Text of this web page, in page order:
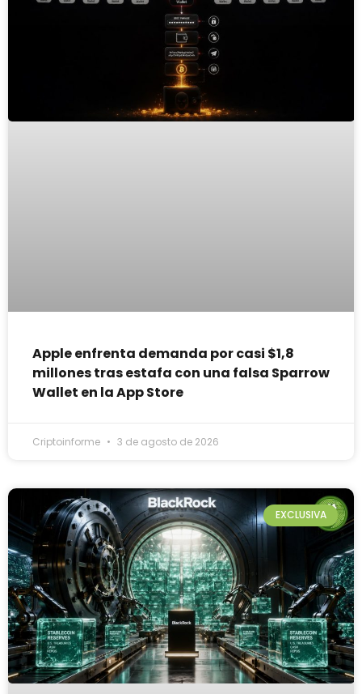
Apple enfrenta demanda por casi $1,8
millones tras estafa con una falsa Sparrow
Wallet en la App Store
Criptoinforme 3 de agosto de 2026
EXCLUSIVA